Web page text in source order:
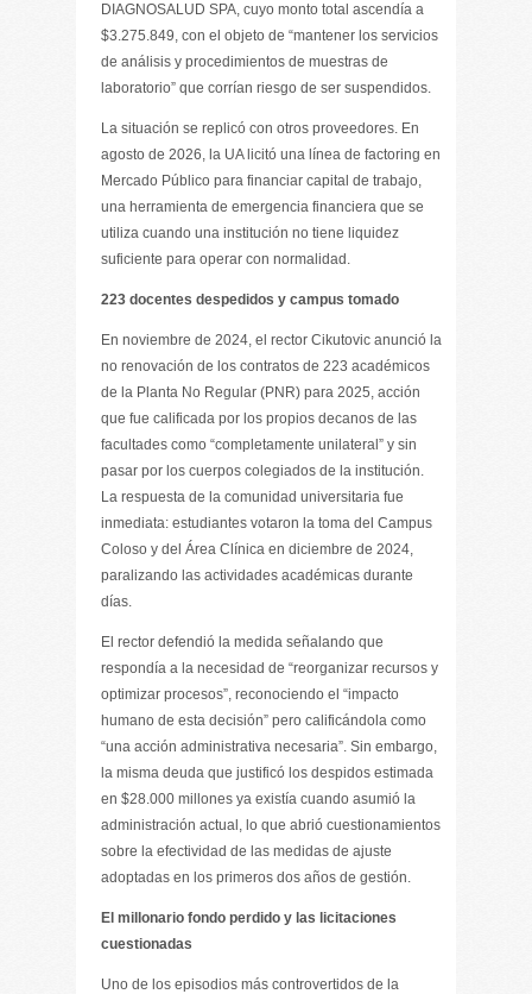
DIAGNOSALUD SPA, cuyo monto total ascendía a
$3.275.849, con el objeto de “mantener los servicios
de análisis y procedimientos de muestras de
laboratorio” que corrían riesgo de ser suspendidos.
La situación se replicó con otros proveedores. En
agosto de 2026, la UA licitó una línea de factoring en
Mercado Público para financiar capital de trabajo,
una herramienta de emergencia financiera que se
utiliza cuando una institución no tiene liquidez
suficiente para operar con normalidad.
223 docentes despedidos y campus tomado
En noviembre de 2024, el rector Cikutovic anunció la
no renovación de los contratos de 223 académicos
de la Planta No Regular (PNR) para 2025, acción
que fue calificada por los propios decanos de las
facultades como “completamente unilateral” y sin
pasar por los cuerpos colegiados de la institución.
La respuesta de la comunidad universitaria fue
inmediata: estudiantes votaron la toma del Campus
Coloso y del Área Clínica en diciembre de 2024,
paralizando las actividades académicas durante
días.
El rector defendió la medida señalando que
respondía a la necesidad de “reorganizar recursos y
optimizar procesos”, reconociendo el “impacto
humano de esta decisión” pero calificándola como
“una acción administrativa necesaria”. Sin embargo,
la misma deuda que justificó los despidos estimada
en $28.000 millones ya existía cuando asumió la
administración actual, lo que abrió cuestionamientos
sobre la efectividad de las medidas de ajuste
adoptadas en los primeros dos años de gestión.
El millonario fondo perdido y las licitaciones
cuestionadas
Uno de los episodios más controvertidos de la